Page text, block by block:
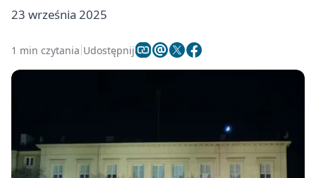
23 września 2025
1 min czytania Udostępnij